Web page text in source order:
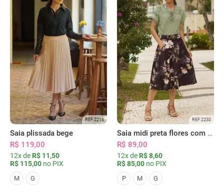
REF 2216
Saia plissada bege
R$ 119,00
12x de R$ 11,50
R$ 115,00 no PIX
M G
REF 2230
Saia midi preta flores com bolsos
R$ 89,00
12x de R$ 8,60
R$ 85,00 no PIX
P M G